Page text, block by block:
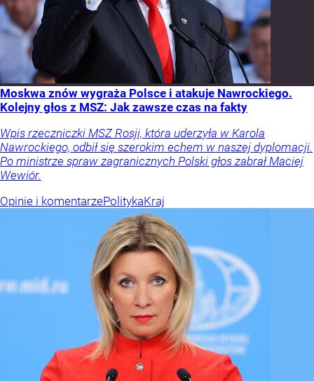
Moskwa znów wygraża Polsce i atakuje Nawrockiego.
Kolejny głos z MSZ: Jak zawsze czas na fakty
Wpis rzeczniczki MSZ Rosji, która uderzyła w Karola
Nawrockiego, odbił się szerokim echem w naszej dyplomacji.
Po ministrze spraw zagranicznych Polski głos zabrał Maciej
Wewiór.
Opinie i komentarzePolitykaKraj